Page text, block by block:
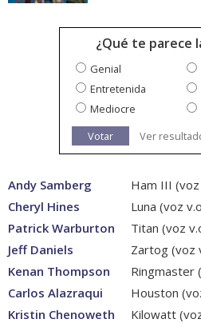
¿Qué te parece
Genial
Entretenida
Mediocre
Votar
Ver
Andy Samberg
Ham III (voz
Cheryl Hines
Luna (voz
Patrick Warburton
Titan (voz
Jeff Daniels
Zartog (voz
Kenan Thompson
Ringmaster
Carlos Alazraqui
Houston
Kristin Chenoweth
Kilowatt